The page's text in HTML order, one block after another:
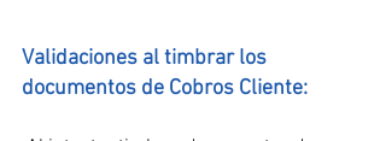
Validaciones al timbrar los
documentos de Cobros Cliente: